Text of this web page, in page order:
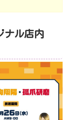
ナル店内